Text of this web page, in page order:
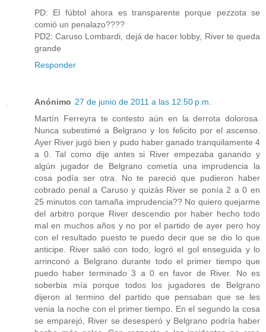
PD: El fúbtol ahora es transparente porque pezzota se
comió un penalazo????
PD2: Caruso Lombardi, dejá de hacer lobby, River te queda
grande
Responder
Anónimo 27 de junio de 2011 a las 12:50 p.m.
Martín Ferreyra te contesto aún en la derrota dolorosa.
Nunca subestimé a Belgrano y los felicito por el ascenso.
Ayer River jugó bien y pudo haber ganado tranquilamente 4
a 0. Tal como dije antes si River empezaba ganando y
algún jugador de Belgrano cometía una imprudencia la
cosa podía ser otra. No te pareció que pudieron haber
cobrado penal a Caruso y quizás River se ponía 2 a 0 en
25 minutos con tamaña imprudencia?? No quiero quejarme
del arbitro porque River descendio por haber hecho todo
mal en muchos años y no por el partido de ayer pero hoy
con el resultado puesto te puedo decir que se dio lo que
anticipe. River salió con todo, logró el gol enseguida y lo
arrinconó a Belgrano durante todo el primer tiempo que
puedo haber terminado 3 a 0 en favor de River. No es
soberbia mía porque todos los jugadores de Belgrano
dijeron al termino del partido que pensaban que se les
venia la noche con el primer tiempo. En el segundo la cosa
se emparejó, River se desesperó y Belgrano podría haber